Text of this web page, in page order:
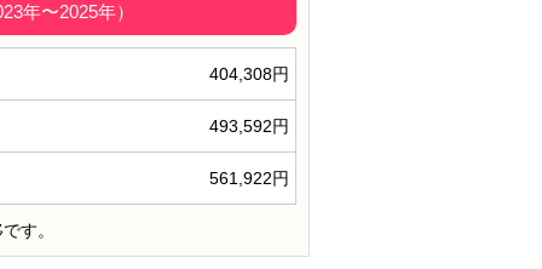
年〜2025年）
404,308円
493,592円
561,922円
す。